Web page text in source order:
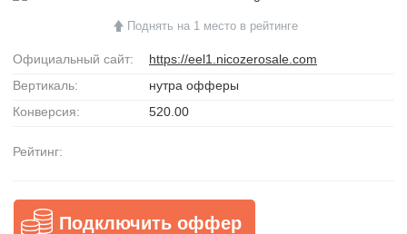
Поднять на 1 место в рейтинге
Официальный сайт:
https://eel1.nicozerosale.com
Вертикаль:
нутра офферы
Конверсия:
520.00
Рейтинг:
Подключить оффер